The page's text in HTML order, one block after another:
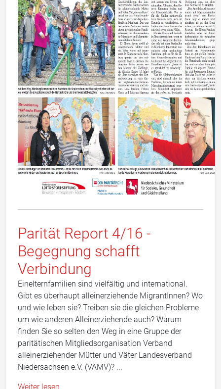
Parität Report 4/16 -
Begegnung schafft
Verbindung
Einelternfamilien sind vielfältig und international.
Gibt es überhaupt alleinerziehende MigrantInnen? Wo
und wie leben sie? Treiben sie die gleichen Probleme
um wie anderen Alleinerziehende auch? Warum
finden Sie so selten den Weg in eine Gruppe der
paritätischen Mitgliedsorganisation Verband
alleinerziehender Mütter und Väter Landesverband
Niedersachsen e.V. (VAMV)? ...
Weiter lesen